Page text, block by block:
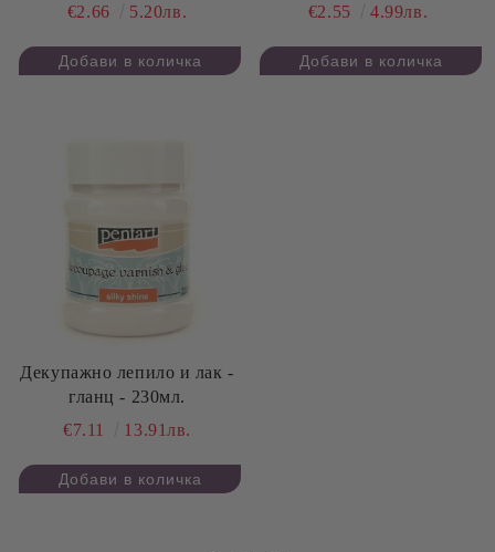
€2.66
5.20лв.
€2.55
4.99лв.
Декупажно лепило и лак -
гланц - 230мл.
€7.11
13.91лв.